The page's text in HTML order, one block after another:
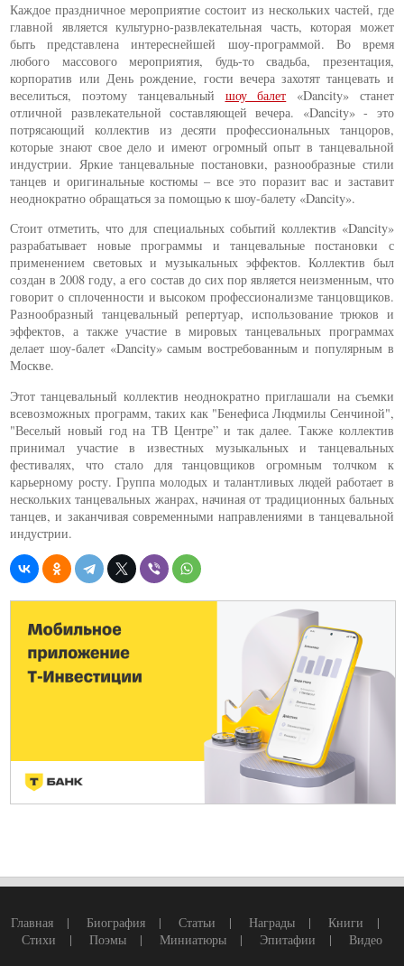
Каждое праздничное мероприятие состоит из нескольких частей, где
главной является культурно-развлекательная часть, которая может
быть представлена интереснейшей шоу-программой. Во время
любого массового мероприятия, будь-то свадьба, презентация,
корпоратив или День рождение, гости вечера захотят танцевать и
веселиться, поэтому танцевальный шоу балет «Dancity» станет
отличной развлекательной составляющей вечера. «Dancity» - это
потрясающий коллектив из десяти профессиональных танцоров,
которые знают свое дело и имеют огромный опыт в танцевальной
индустрии. Яркие танцевальные постановки, разнообразные стили
танцев и оригинальные костюмы – все это поразит вас и заставит
неоднократно обращаться за помощью к шоу-балету «Dancity».
Стоит отметить, что для специальных событий коллектив «Dancity»
разрабатывает новые программы и танцевальные постановки с
применением световых и музыкальных эффектов. Коллектив был
создан в 2008 году, а его состав до сих пор является неизменным, что
говорит о сплоченности и высоком профессионализме танцовщиков.
Разнообразный танцевальный репертуар, использование трюков и
эффектов, а также участие в мировых танцевальных программах
делает шоу-балет «Dancity» самым востребованным и популярным в
Москве.
Этот танцевальный коллектив неоднократно приглашали на съемки
всевозможных программ, таких как "Бенефиса Людмилы Сенчиной",
"Веселый новый год на ТВ Центре” и так далее. Также коллектив
принимал участие в известных музыкальных и танцевальных
фестивалях, что стало для танцовщиков огромным толчком к
карьерному росту. Группа молодых и талантливых людей работает в
нескольких танцевальных жанрах, начиная от традиционных бальных
танцев, и заканчивая современными направлениями в танцевальной
индустрии.
Главная | Биография | Статьи | Награды | Книги |
Стихи | Поэмы | Миниатюры | Эпитафии | Видео